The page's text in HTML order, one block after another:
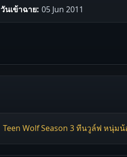
วันเข้าฉาย: 05 Jun 2011
Teen Wolf Season 3 ทีนวูล์ฟ หนุ่ม